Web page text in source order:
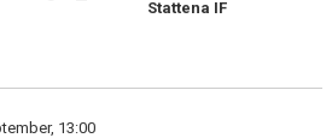
Stattena IF
13:00